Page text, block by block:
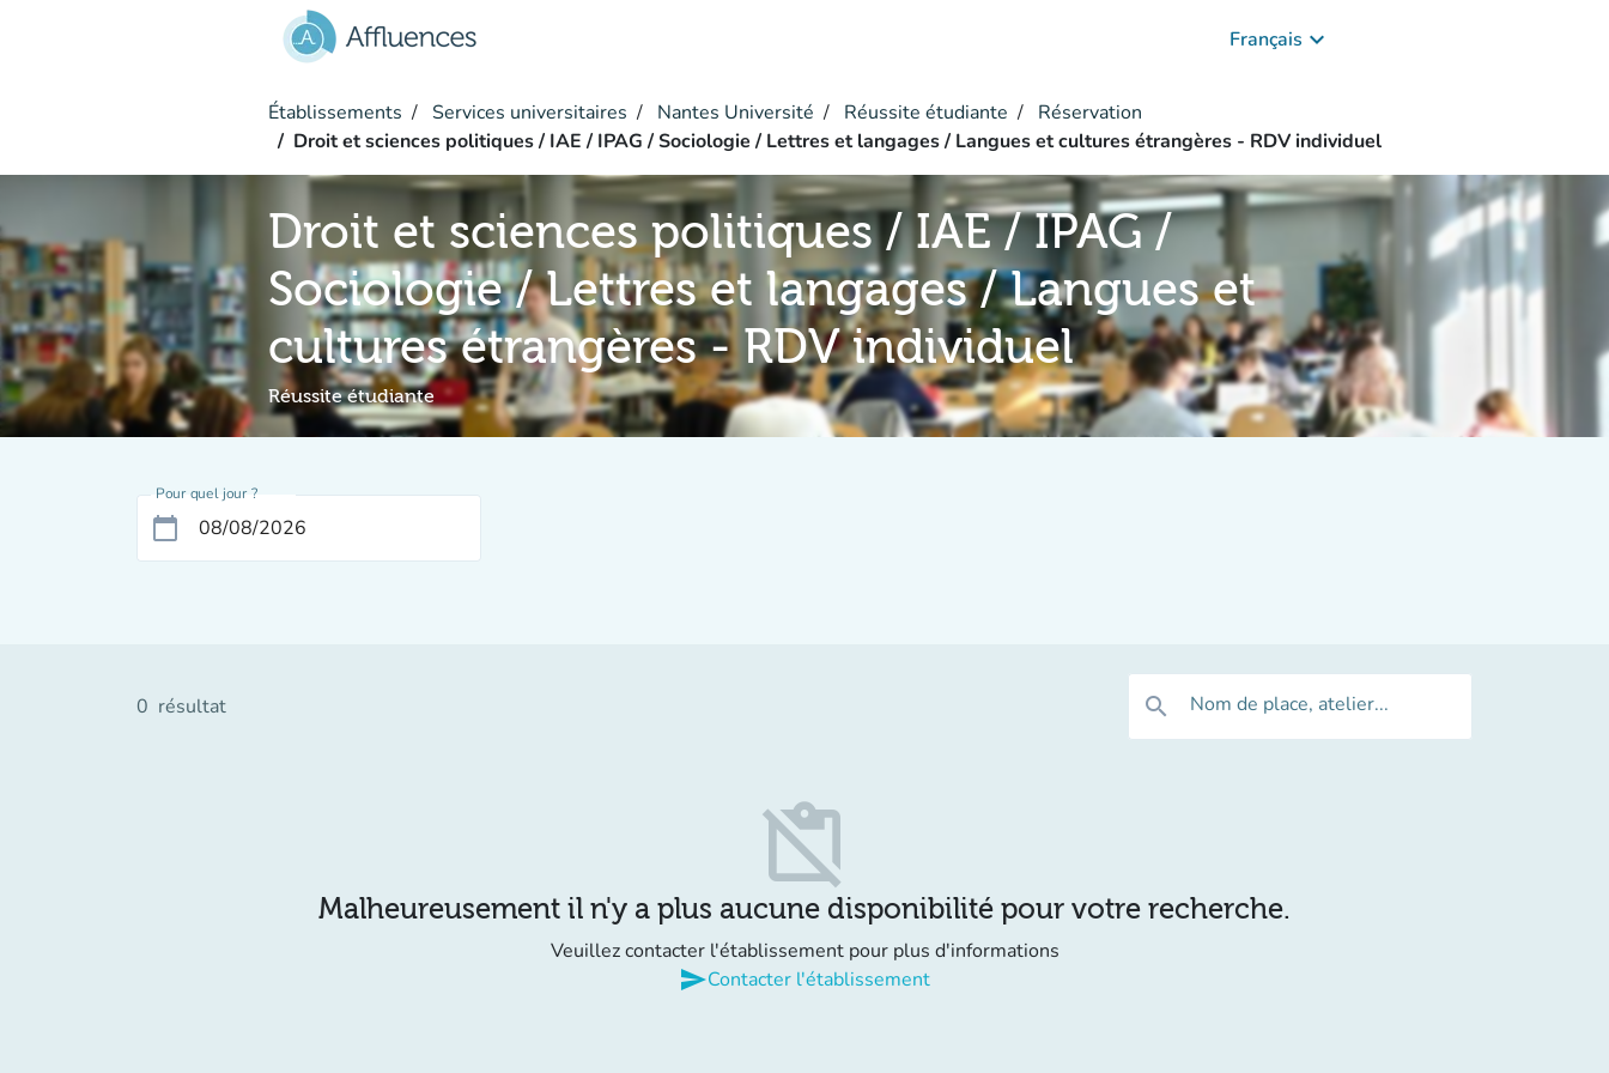
Français keyboard_arrow_down
Établissements Services universitaires Nantes Université Réussite étudiante
Réservation
Droit et sciences politiques / IAE / IPAG / Sociologie / Lettres et langages / Langues et cultures étrangères - RDV individuel
Droit et sciences politiques / IAE / IPAG /
Sociologie / Lettres et langages / Langues et
cultures étrangères - RDV individuel
Réussite étudiante
Pour quel jour ?
calendar_today
0 résultat search Nom de place, atelier...
content_paste_off
Malheureusement il n'y a plus aucune disponibilité pour votre recherche.
Veuillez contacter l'établissement pour plus d'informations
sendContacter l'établissement